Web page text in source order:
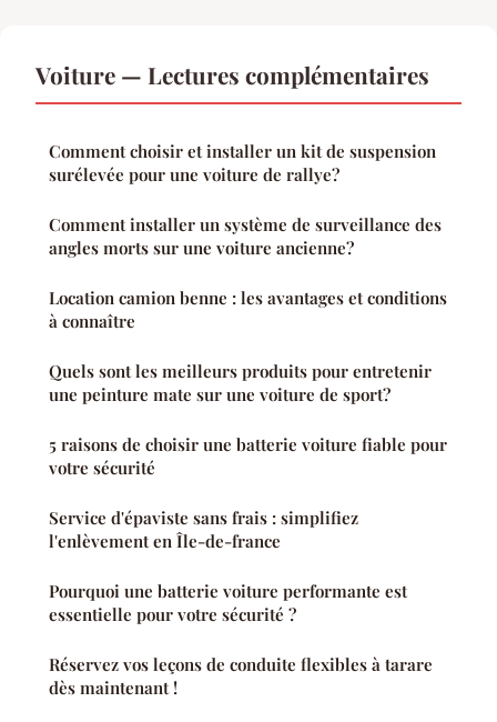
Voiture — Lectures complémentaires
Comment choisir et installer un kit de suspension
surélevée pour une voiture de rallye?
Comment installer un système de surveillance des
angles morts sur une voiture ancienne?
Location camion benne : les avantages et conditions
à connaître
Quels sont les meilleurs produits pour entretenir
une peinture mate sur une voiture de sport?
5 raisons de choisir une batterie voiture fiable pour
votre sécurité
Service d'épaviste sans frais : simplifiez
l'enlèvement en Île-de-france
Pourquoi une batterie voiture performante est
essentielle pour votre sécurité ?
Réservez vos leçons de conduite flexibles à tarare
dès maintenant !